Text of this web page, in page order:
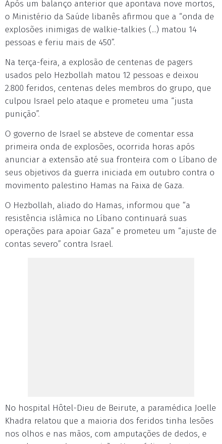
Após um balanço anterior que apontava nove mortos,
o Ministério da Saúde libanês afirmou que a “onda de
explosões inimigas de walkie-talkies (...) matou 14
pessoas e feriu mais de 450”.
Na terça-feira, a explosão de centenas de pagers
usados pelo Hezbollah matou 12 pessoas e deixou
2.800 feridos, centenas deles membros do grupo, que
culpou Israel pelo ataque e prometeu uma “justa
punição”.
O governo de Israel se absteve de comentar essa
primeira onda de explosões, ocorrida horas após
anunciar a extensão até sua fronteira com o Líbano de
seus objetivos da guerra iniciada em outubro contra o
movimento palestino Hamas na Faixa de Gaza.
O Hezbollah, aliado do Hamas, informou que “a
resistência islâmica no Líbano continuará suas
operações para apoiar Gaza” e prometeu um “ajuste de
contas severo” contra Israel.
No hospital Hôtel-Dieu de Beirute, a paramédica Joelle
Khadra relatou que a maioria dos feridos tinha lesões
nos olhos e nas mãos, com amputações de dedos, e